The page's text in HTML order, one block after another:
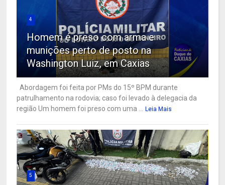
4
Homem é preso com arma e
munições perto de posto na
Washington Luiz, em Caxias
Abordagem foi feita por PMs do 15º BPM durante
patrulhamento na rodovia; caso foi levado à delegacia da
região Um homem foi preso com uma ...
Leia Mais
5